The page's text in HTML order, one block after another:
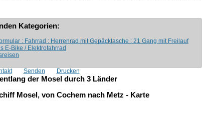
Kategorien:
: Fahrrad : Herrenrad mit Gepäcktasche : 21 Gang mit Freilauf
E-Bike / Elektrofahrrad
Senden Drucken
der Mosel durch 3 Länder